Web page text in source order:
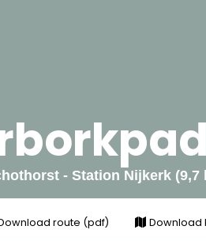
- Station Nijkerk (9,7
route (pdf) Download